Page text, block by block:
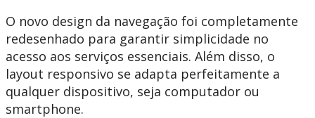
O novo design da navegação foi completamente
redesenhado para garantir simplicidade no
acesso aos serviços essenciais. Além disso, o
layout responsivo se adapta perfeitamente a
qualquer dispositivo, seja computador ou
smartphone.